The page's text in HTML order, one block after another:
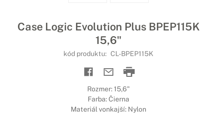
Case Logic Evolution Plus BPEP115K
15,6"
kód produktu: CL-BPEP115K
Rozmer: 15,6"
Farba: Čierna
Materiál vonkajší: Nylon